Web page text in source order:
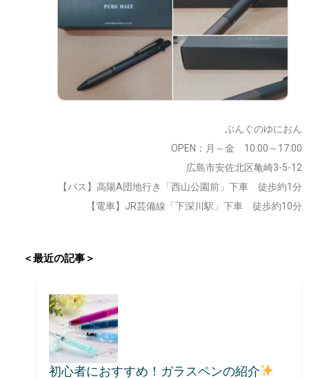
ぶんぐのゆにおん
OPEN：月～金 10:00～17:00
広島市安佐北区亀崎3-5-12
【バス】高陽A団地行き「西山公園前」下車 徒歩約1分
【電車】JR芸備線「下深川駅」下車 徒歩約10分
＜最近の記事＞
初心者におすすめ！ガラスペンの紹介